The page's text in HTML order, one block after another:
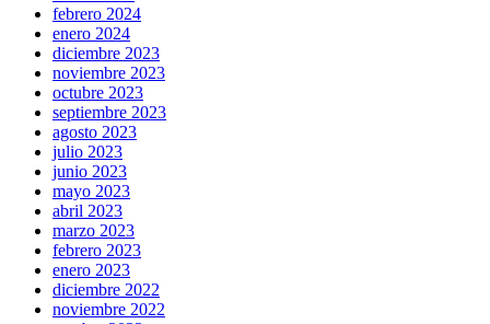
febrero 2024
enero 2024
diciembre 2023
noviembre 2023
octubre 2023
septiembre 2023
agosto 2023
julio 2023
junio 2023
mayo 2023
abril 2023
marzo 2023
febrero 2023
enero 2023
diciembre 2022
noviembre 2022